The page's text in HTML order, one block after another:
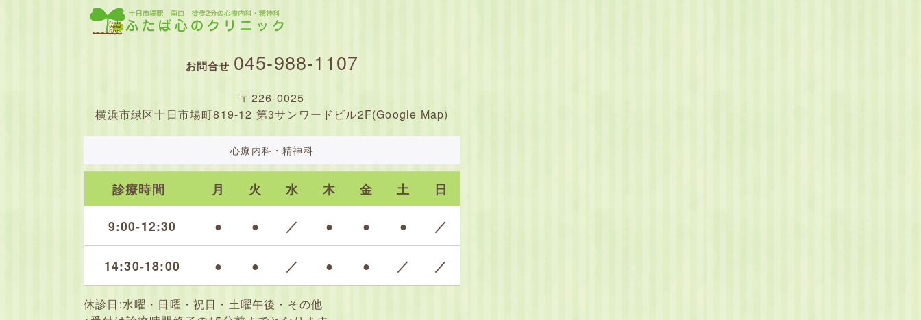
お問合せ 045-988-1107
〒226-0025
横浜市緑区十日市場町819-12 第3サンワードビル2F(Google Map)
心療内科・精神科
診療時間 月 火 水 木 金 土 日
9:00-12:30 ● ● ／ ● ● ● ／
14:30-18:00 ● ● ／ ● ● ／ ／
休診日:水曜・日曜・祝日・土曜午後・その他